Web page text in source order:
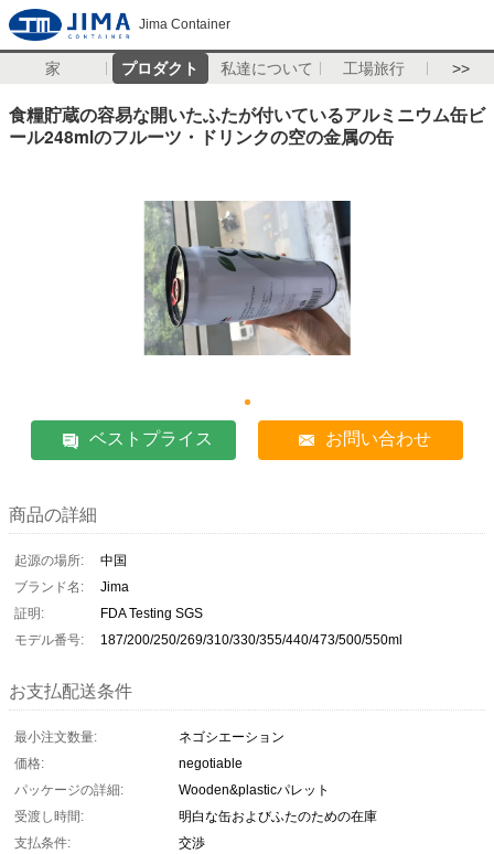
Jima Container
家 プロダクト 私達について 工場旅行 >>
食糧貯蔵の容易な開いたふたが付いているアルミニウム缶ビ
ール248mlのフルーツ・ドリンクの空の金属の缶
ベストプライス お問い合わせ
商品の詳細
起源の場所:
中国
ブランド名:
Jima
証明:
FDA Testing SGS
モデル番号:
187/200/250/269/310/330/355/440/473/500/550ml
お支払配送条件
最小注文数量:
ネゴシエーション
価格:
negotiable
パッケージの詳細:
Wooden&plasticパレット
受渡し時間:
明白な缶およびふたのための在庫
支払条件:
交渉